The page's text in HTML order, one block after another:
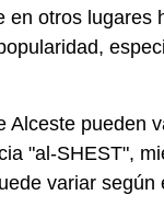
otros lugares
pueden
"al-SHEST",
variar según